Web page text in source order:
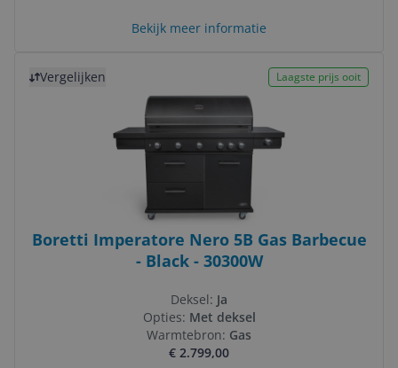
Bekijk meer informatie
Vergelijken Laagste prijs ooit
Boretti Imperatore Nero 5B Gas Barbecue
- Black - 30300W
Deksel: Ja
Opties: Met deksel
Warmtebron: Gas
€ 2.799,00